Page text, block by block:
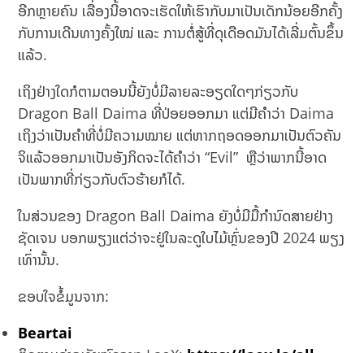
ອີກຫຼາຍຄົນ ເລື່ອງນີ້ອາດຈະເຮັດໃຫ້ເຮົາກັບມາເປັນເດັກນ້ອຍອີກຄັ້ງ
ກັບການເດີນທາງຄັ້ງໃໝ່ ແລະ ການຕໍ່ສູ້ທີ່ດຸເດືອດມັນໄດ້ເລີ່ມຕົ້ນຂຶ້ນ
ແລ້ວ.
ເຖິງຢ່າງໃດກໍຕາມຕອນນີ້ຍັງບໍ່ມີລາຍລະອຽດໃດໆກ່ຽວກັບ
Dragon Ball Daima ທີ່ປ່ອຍອອກມາ ແຕ່ມີຄຳວ່າ Daima
ເຖິງວ່າເປັນຄຳທີ່ບໍ່ມີຄວາມໝາຍ ແຕ່ຫາກຖອດອອກມາເປັນຕົວຄັນ
ຈິແລ້ວອອກມາເປັນອັງກິດຈະໄດ້ຄຳວ່າ “Evil” ຫຼືວ່າພາກນີ້ອາດ
ເປັນພາກທີ່ກ່ຽວກັບຕົວຮ້າຍກໍໄດ້.
ໃນສ່ວນຂອງ Dragon Ball Daima ຍັງບໍ່ມີມື້ກຳນົດສາຍຢ່າງ
ຊັດເຈນ ບອກພຽງແຕ່ວ່າຈະຢູ່ໃນລະດູໃບໄມ້ຫຼົ່ນຂອງປີ 2024 ພຽງ
ເທົ່ານັ້ນ.
ຂອບໃຈຂໍ້ມູນຈາກ:
Beartai